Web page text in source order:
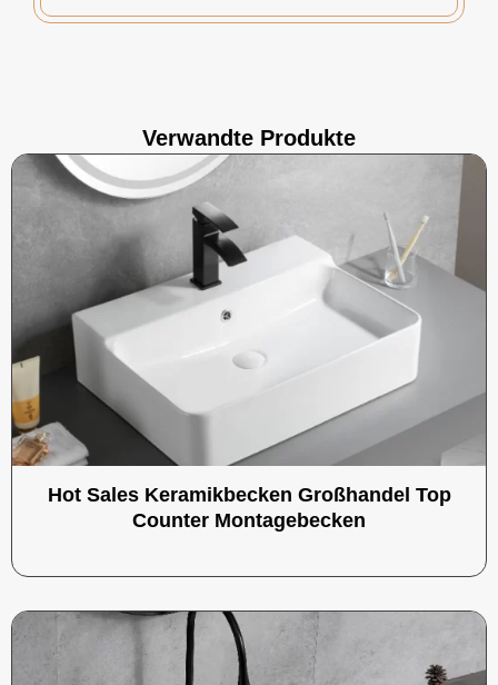
Verwandte Produkte
Hot Sales Keramikbecken Großhandel Top
Counter Montagebecken